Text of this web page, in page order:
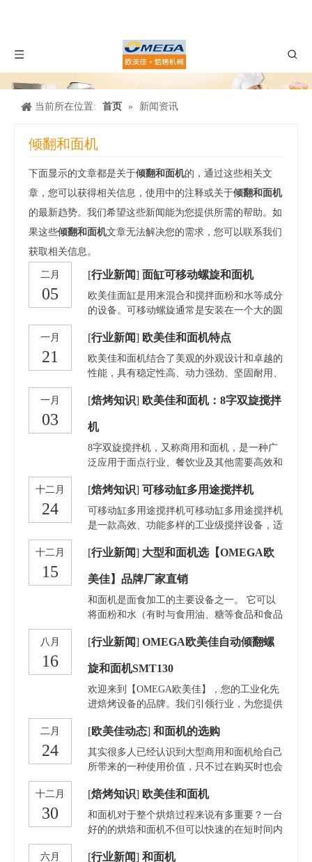
当前所在位置: 首页 » 新闻资讯
倾翻和面机
下面显示的文章都是关于倾翻和面机的，通过这些相关文
章，您可以获得相关信息，使用中的注释或关于倾翻和面机
的最新趋势。我们希望这些新闻能为您提供所需的帮助。如
果这些倾翻和面机文章无法解决您的需求，您可以联系我们
获取相关信息。
二月
05
[行业新闻] 面缸可移动螺旋和面机
欧美佳面缸是用来混合和搅拌面粉和水等成分
的设备。可移动螺旋通常是安装在一个大的圆
动面团沿着缸壁进行混合。
一月
21
[行业新闻] 欧美佳和面机特点
欧美佳和面机结合了美观的外观设计和卓越的
性能，具有稳定性高、动力强劲、坚固耐用、
配备工业级耐用设计，配有垂直式液压升降系
了长期使用中的耐久性。面缸采用密封式设
计，并配有9吋西门子触摸屏，支持超过10种
搅拌程序的设置，且预留了自动加粉口和进水
统。冰水机可自动计量加水，并配有面团温度
传感器，能够实时显示面团温度，确保搅拌过
程中的温控精确。此外，夹钳式液压臂取代了
性。塑钢齿轮代替了过时的摩擦式面缸传动系
量均
一月
03
[焙烤知识] 欧美佳和面机：8字双旋搅拌
机
8字双旋搅拌机，又称商用和面机，是一种广
泛应用于面点行业、餐饮业及其他需要高效和
桨设计能够有效地混合面粉、水、酵母等原
料，达到均匀、顺滑的和面效果。该机具备高
效能、稳定性和较强的适应性，适合中大规模
拌桨在运作过程中形成8字形运动轨迹，能大
保面团均匀细腻，弹性适中。2.这种设计可以
有效避免传统单臂搅拌机中出现的面团死角，
提升和面质量。规格参数
十二月
24
[焙烤知识] 可移动缸多用途搅拌机
可移动缸多用途搅拌机可移动缸多用途搅拌机
是一款高效、功能多样的工业级搅拌设备，适
软面团以及添加颗粒状原料的产品。该设备配
高负荷条件下稳定工作。其先进的液压夹持系
统与垂直升降机头设计，确保了使用过程中的
高效、便捷与安全。主要功能特点不锈钢机身
料制作，具有优异的抗腐蚀性和强度，能够承
接机身与料缸，确保在搅拌过程中料缸稳固，
减少机器运行时的震动，提高了设备的稳定性
和工作效率。50种配方程序本设备提供多达50
十二月
15
[行业新闻] 大型和面机选【OMEGA欧
美佳】品牌厂家直销
和面机是面食加工的主要设备之一。 它可以
将面粉和水（有时与食用油、糖等食品和食品
工人的劳动强度、提高效率有着非常重要的作
和面桶内外均采用不锈钢材质。 搅拌棒采用
304材质，美观耐用，更符合食品安全要求。
采用链条传动，噪音更低，效率更高，节能降
密封性好、和面均匀、浇注方便、功耗低、噪
音低等特点。 广泛应用于宾馆、酒店、食品
加工厂等餐饮单位。
八月
16
[行业新闻] OMEGA欧美佳自动倾翻螺
旋和面机SMT130
欢迎来到【OMEGA欧美佳】，您的工业化先
进焙烤设备的品牌。我们引领行业，为您提供
能、便捷。自动倾翻螺旋和面机SMT130(3包
粉)，无论您是在酒店、面包店还是工厂，我
们的自动倾翻螺旋和面机SMT130(3包粉)都将
二月
24
[欧美佳动态] 和面机的选购
其实很多人已经认识到大型商用和面机给自己
所带来的一种使用价值，只不过在购买时也会
项，而导致选择的并不是那么好，因此也会问
到选择大型商用和面机时注意的是什么，下面
小编给大家带来一个比较详细的解答。
十二月
30
[焙烤知识] 欧美佳和面机
和面机对于整个烘焙过程来说有多重要？一台
好的的烘焙和面机不但可以快速的在短时间内
面团，而且速度快产量大，和出来的质量刚刚
六月 [行业新闻] 和面机